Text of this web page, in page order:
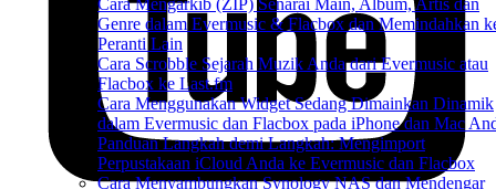
Cara Mengarkib (ZIP) Senarai Main, Album, Artis dan
Genre dalam Evermusic & Flacbox dan Memindahkan
Peranti Lain
Cara Scrobble Sejarah Muzik Anda dari Evermusic atau
Flacbox ke Last.fm
Cara Menggunakan Widget Sedang Dimainkan Dinamik
dalam Evermusic dan Flacbox pada iPhone dan Mac
Panduan Langkah demi Langkah: Mengimport
Perpustakaan iCloud Anda ke Evermusic dan Flacbox
Cara Menyambungkan Synology NAS dan Mendengar